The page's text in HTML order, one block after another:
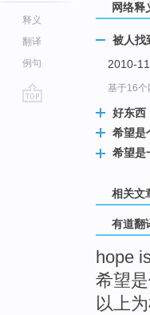
释义
翻译
例句
网络释
被人找
2010-
基于16个
好东西
希望是
希望是
相关文
有道翻
hope
希望
以上